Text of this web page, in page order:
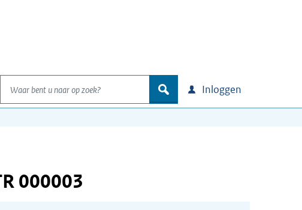
Waar bent u naar op zoek?
zoek Inloggen
000003